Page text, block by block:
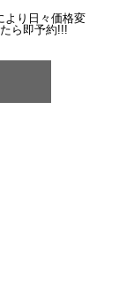
より日々価格変
ら即予約!!!